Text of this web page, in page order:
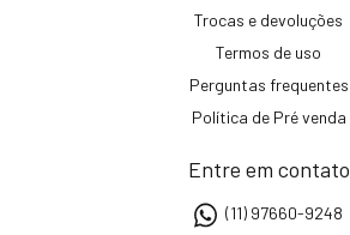
Trocas e devoluções
Termos de uso
Perguntas frequentes
Política de Pré venda
Entre em contato
(11) 97660-9248